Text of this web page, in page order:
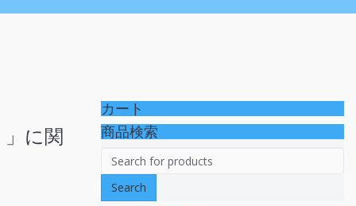
に関
カート
商品検索